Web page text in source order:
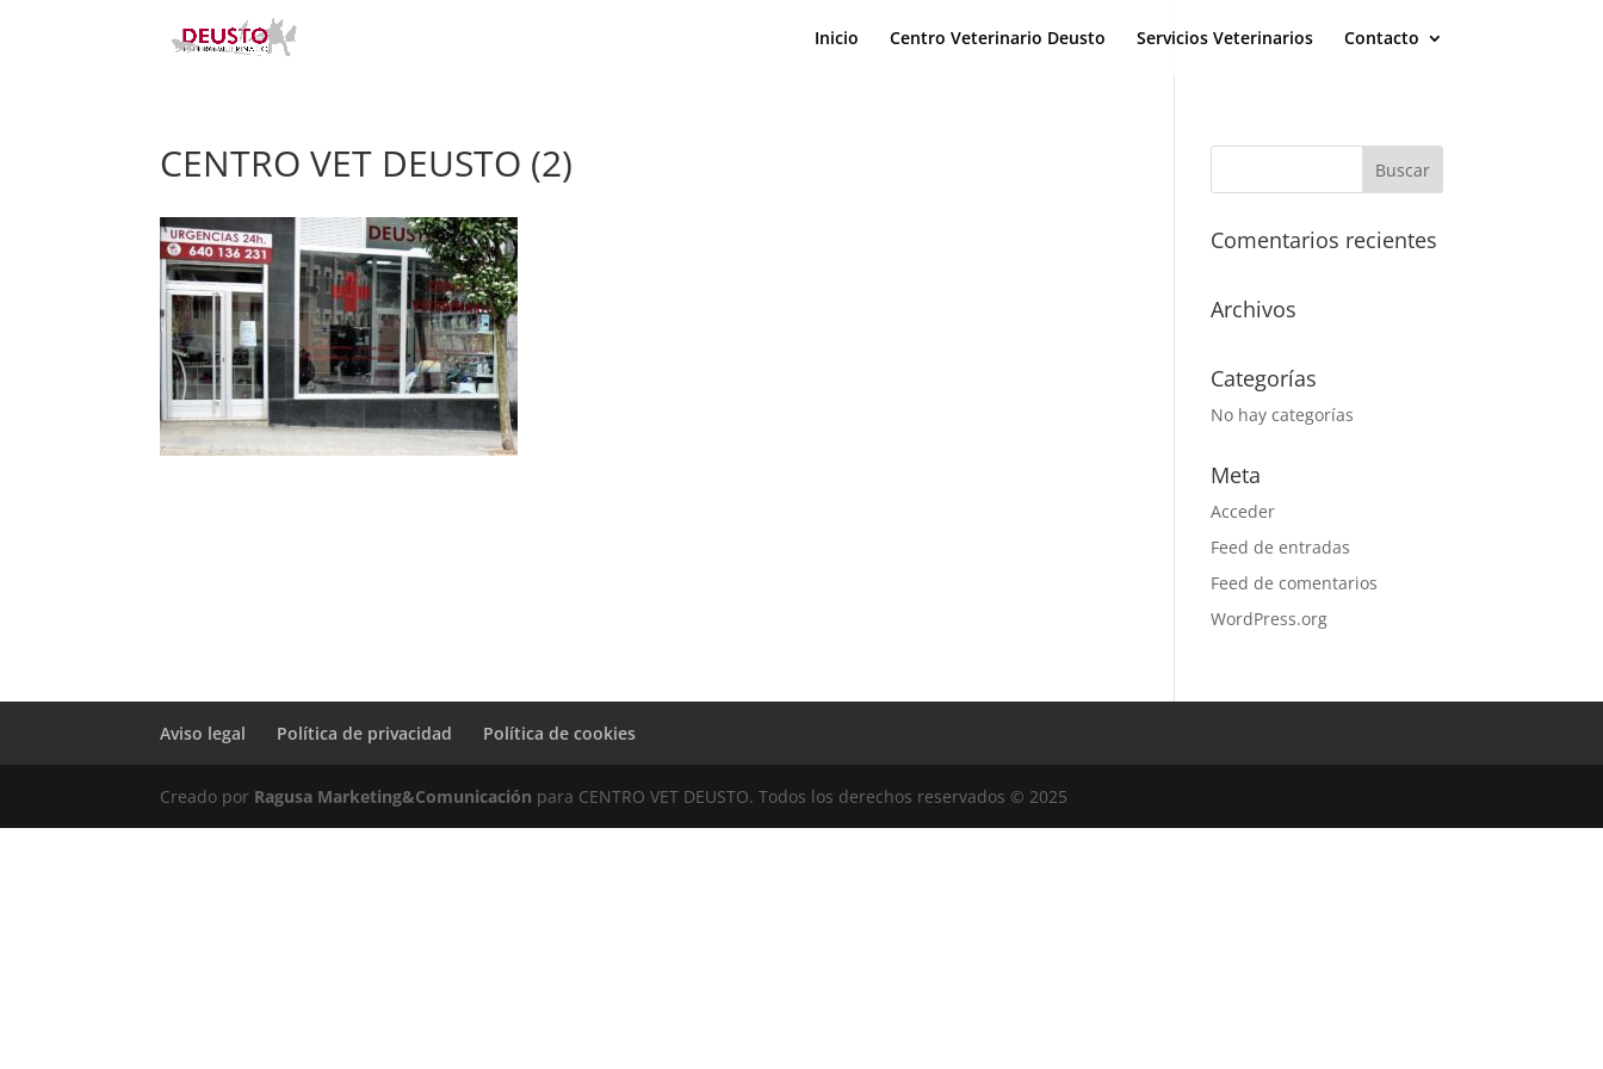
Inicio Centro Veterinario Deusto Servicios Veterinarios Contacto
CENTRO VET DEUSTO (2)
Comentarios recientes
Archivos
Categorías
No hay categorías
Meta
Acceder
Feed de entradas
Feed de comentarios
WordPress.org
Aviso legal Política de privacidad Política de cookies
Creado por Ragusa Marketing&Comunicación para CENTRO VET DEUSTO. Todos los derechos reservados © 2025